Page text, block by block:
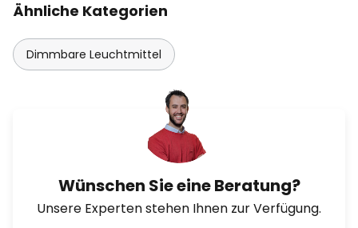
Ähnliche Kategorien
Dimmbare Leuchtmittel
Wünschen Sie eine Beratung?
Unsere Experten stehen Ihnen zur Verfügung.